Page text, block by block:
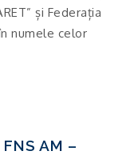
și Federația
numele celor
AM –